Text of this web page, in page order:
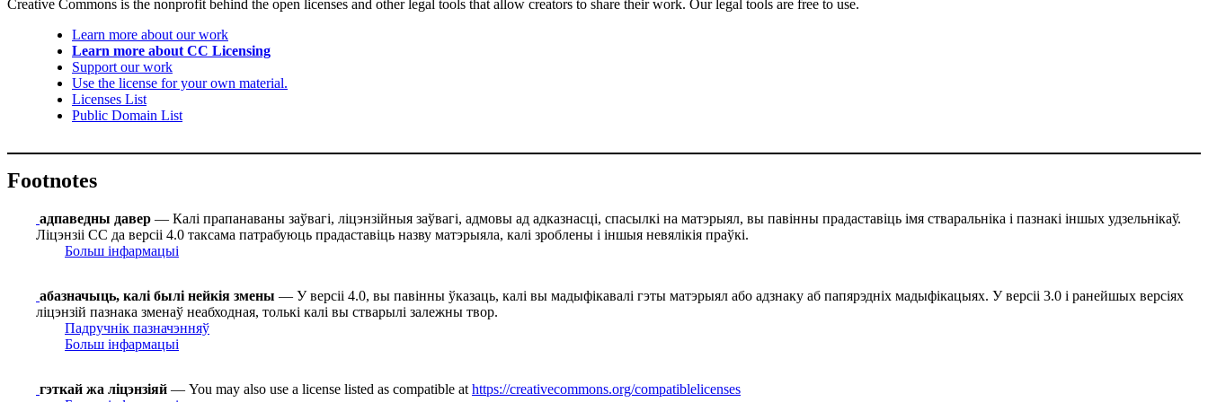
Creative Commons is the nonprofit behind the open licenses and other legal tools that allow creators to share their work. Our legal tools are free to use.
Learn more about our work
Learn more about CC Licensing
Support our work
Use the license for your own material.
Licenses List
Public Domain List
Footnotes
адпаведны давер — Калі прапанаваны заўвагі, ліцэнзійныя заўвагі, адмовы ад адказнасці, спасылкі на матэрыял, вы павінны прадаставіць імя стваральніка і пазнакі іншых удзельнікаў.
Ліцэнзіі СС да версіі 4.0 таксама патрабуюць прадаставіць назву матэрыяла, калі зроблены і іншыя невялікія праўкі.
Больш інфармацыі
абазначыць, калі былі нейкія змены — У версіі 4.0, вы павінны ўказаць, калі вы мадыфікавалі гэты матэрыял або адзнаку аб папярэдніх мадыфікацыях. У версіі 3.0 і ранейшых версіях
ліцэнзій пазнака зменаў неабходная, толькі калі вы стварылі залежны твор.
Падручнік пазначэнняў
Больш інфармацыі
гэткай жа ліцэнзіяй — You may also use a license listed as compatible at https://creativecommons.org/compatiblelicenses